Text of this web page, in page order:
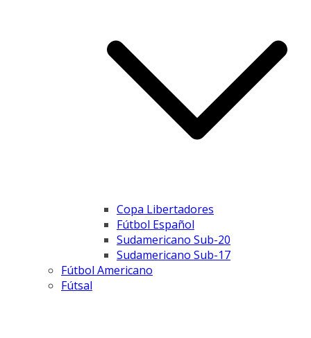
Copa Libertadores
Fútbol Español
Sudamericano Sub-20
Sudamericano Sub-17
Fútbol Americano
Fútsal